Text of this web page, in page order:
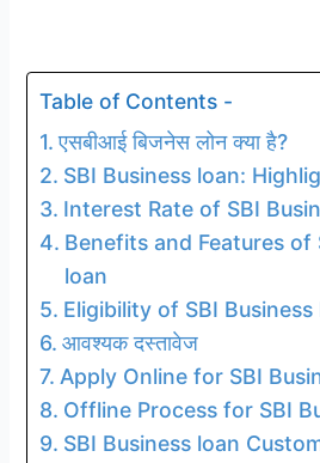
Table of Contents -
एसबीआई बिजनेस लोन क्या है?
SBI Business loan:
Interest Rate of SBI
Benefits and Features of
loan
Eligibility of SBI Business
आवश्यक दस्तावेज
Apply Online for SBI
Offline Process for SBI
SBI Business loan